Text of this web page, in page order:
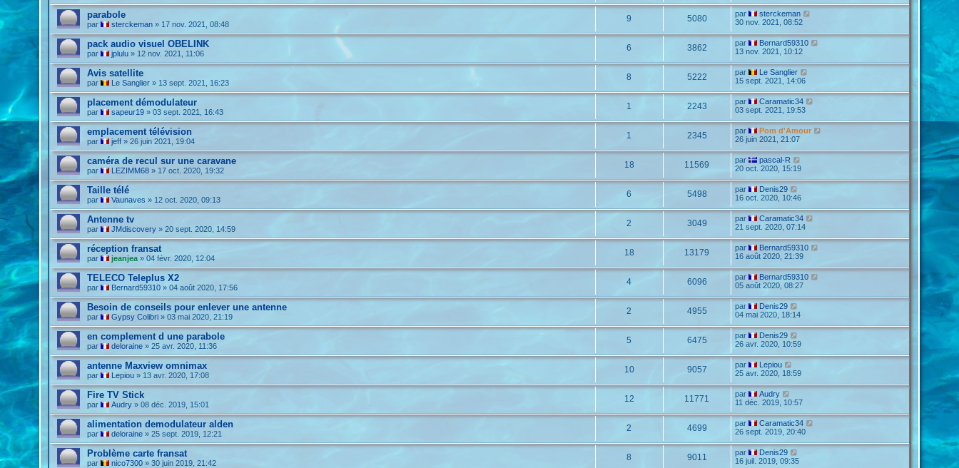
parabole
par sterckeman » 17 nov. 2021, 08:48
9 5080 par
sterckeman
30 nov. 2021, 08:52
pack audio visuel OBELINK
par jplulu » 12 nov. 2021, 11:06
6 3862 par
Bernard59310
13 nov. 2021, 10:12
Avis satellite
par Le Sanglier » 13 sept. 2021, 16:23
8 5222 par
Le Sanglier
15 sept. 2021, 14:06
placement démodulateur
par sapeur19 »03 sept. 2021, 16:43
1 2243 par
Caramatic34
03 sept. 2021, 19:53
emplacement télévision
par jeff »26 juin 2021, 19:04
1 2345 par
Pom d'Amour
26 juin 2021, 21:07
caméra de recul sur une caravane
par LEZIMM68 » 17 oct. 2020, 19:32
18 11569 par
pascal-R
20 oct. 2020, 15:19
Taille télé
par Vaunaves » 12 oct. 2020, 09:13
6 5498 par
Denis29
16 oct. 2020, 10:46
Antenne tv
par JMdiscovery »20 sept. 2020, 14:59
2 3049 par
Caramatic34
21 sept. 2020, 07:14
réception fransat
par jeanjea »04 févr. 2020, 12:04
18 13179 par
Bernard59310
16 août 2020, 21:39
TELECO Teleplus X2
par Bernard59310 »04 août 2020, 17:56
4 6096 par
Bernard59310
05 août 2020, 08:27
Besoin de conseils pour enlever une antenne
par Gypsy Colibri »03 mai 2020, 21:19
2 4955 par
Denis29
04 mai 2020, 18:14
en complement d une parabole
par deloraine »25 avr. 2020, 11:36
5 6475 par
Denis29
26 avr. 2020, 10:59
antenne Maxview omnimax
par Lepiou » 13 avr. 2020, 17:08
10 9057 par
Lepiou
25 avr. 2020, 18:59
Fire TV Stick
par Audry »08 déc. 2019, 15:01
12 11771 par
Audry
11 déc. 2019, 10:57
alimentation demodulateur alden
par deloraine »25 sept. 2019, 12:21
2 4699 par
Caramatic34
26 sept. 2019, 20:40
Problème carte fransat
par nico7300 »30 juin 2019, 21:42
8 9011 par
Denis29
16 juil. 2019, 09:35